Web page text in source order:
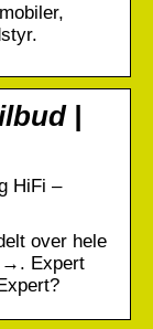
|
HiFi –
over hele
→. Expert